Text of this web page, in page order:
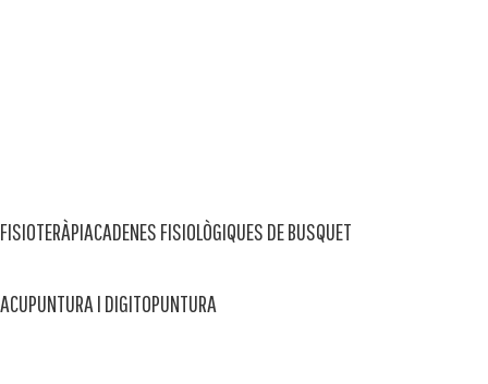
FISIOTERÀPIACADENES FISIOLÒGIQUES DE BUSQUET
ACUPUNTURA I DIGITOPUNTURA